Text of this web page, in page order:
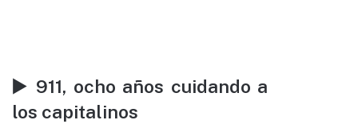
▶️ 911, ocho años cuidando a
los capitalinos